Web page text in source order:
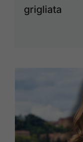
grigliata